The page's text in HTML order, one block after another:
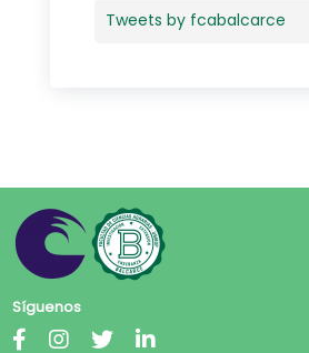
Tweets by fcabalcarce
Síguenos